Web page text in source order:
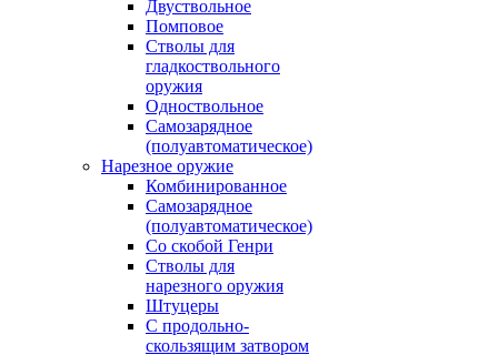
Двуствольное
Помповое
Стволы для
гладкоствольного
оружия
Одноствольное
Самозарядное
(полуавтоматическое)
Нарезное оружие
Комбинированное
Самозарядное
(полуавтоматическое)
Со скобой Генри
Стволы для
нарезного оружия
Штуцеры
С продольно-
скользящим затвором